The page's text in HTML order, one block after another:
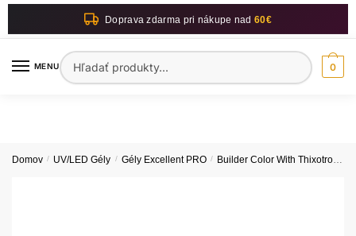
Skip
Skip
Doprava zdarma pri nákupe nad60€
MENUHľadať:
0
Domov / UV/LED Gély / Gély Excellent PRO / Builder Color With Thixotropy